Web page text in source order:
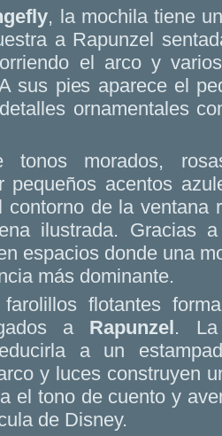
, la mochila tiene
a Rapunzel
el arco y
sus pies aparece el
ornamentales
tonos morados,
pequeños acentos
contorno de la ventana
ilustrada. Gracias
espacios donde una
más dominante.
flotantes
a Rapunzel . La
a un
y luces construyen
el tono de cuento y
de Disney.